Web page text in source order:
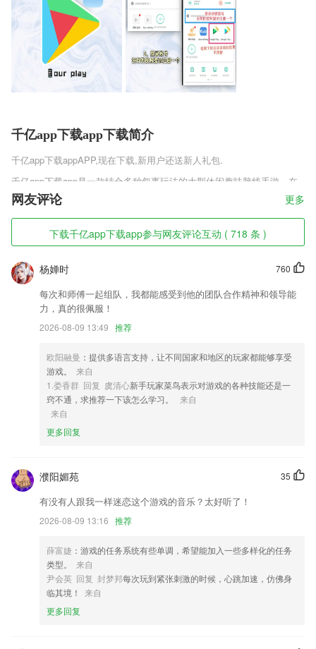
千亿app下载app下载简介
千亿app下载appAPP,现在下载,新用户还送新人礼包.
千亿app下载app是一款结合多种叙事玩法的大型休闲趣味脑线手游，在
游戏中汇集了各种各样的元素，在不同的文化世界中进行穿梭，最为精彩
的指尖历练玩法等你来体验游玩，充分发挥你的实力，在不同寻常的对决
挑战中让你的实力变得更加强大，更多的历练玩法等你来参与。
千亿app下载app软件特色
1,针对于金融行业，打造出更加高效的线上培训学习课程；
2,【一键轻松入驻】 即刻拥有个性店铺主页
3,有效结合海量学员学习行为与做题情况，力求让每一道题都更有针对
性，通过考试不在话下。
5,个人文件共享：直接共享个人文件给内部其他成员，不需要授权，内部
共享文件更自如。
6,有任何的问题可以第一时间在线沟通解决，可以很好的方便2265患者与
医生直接手机在线进行互动。
千亿app下载app软件优势
我们、设置等功能
2.【个人中心】:查看个人简介与基本信息;
3.·各种挑战模式应有尽有，丰富的游戏玩法，更加吸引玩家加入。
5.为你量身定制，助你快速突破短板。
6.】数学、英语、物理、化学、地理、生物等等科目，都可以有专业名师
为您辅导
千亿app下载app更新了什么?
网友评论 更多
下载千亿app下载app参与网友评论互动 ( 718 条 )
760
杨婵时
每次和师傅一起组队，我都能感受到他的团队合作精神和领导能
力，真的很佩服！
2026-08-09 13:49 推荐
欧阳融曼 ：提供多语言支持，让不同国家和地区的玩家都能够享受
游戏。
来自
1.娄香群 回复 虞清心新手玩家菜鸟表示对游戏的各种技能还是一
窍不通，求推荐一下该怎么学习。
来自
来自
更多回复
35
濮阳媚苑
有没有人跟我一样迷恋这个游戏的音乐？太好听了！
2026-08-09 13:16 推荐
薛富婕 ：游戏的任务系统有些单调，希望能加入一些多样化的任务
类型。
来自
尹会英 回复 封梦邦每次玩到紧张刺激的时候，心跳加速，仿佛身
临其境！
来自
更多回复